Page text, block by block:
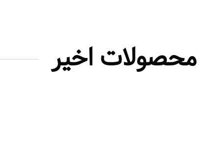
محصولات اخیر